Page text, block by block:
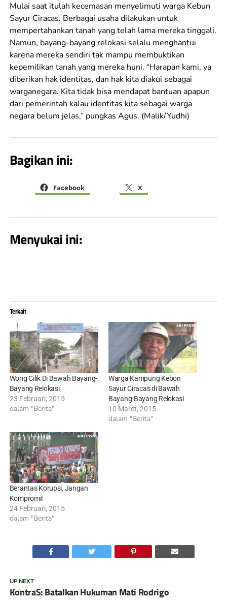
Mulai saat itulah kecemasan menyelimuti warga Kebun
Sayur Ciracas. Berbagai usaha dilakukan untuk
mempertahankan tanah yang telah lama mereka tinggali.
Namun, bayang-bayang relokasi selalu menghantui
karena mereka sendiri tak mampu membuktikan
kepemilikan tanah yang mereka huni. “Harapan kami, ya
diberikan hak identitas, dan hak kita diakui sebagai
warganegara. Kita tidak bisa mendapat bantuan apapun
dari pemerintah kalau identitas kita sebagai warga
negara belum jelas,” pungkas Agus. (Malik/Yudhi)
Bagikan ini:
Facebook X
Menyukai ini:
Terkait
Wong Cilik Di Bawah Bayang-
Bayang Relokasi
23 Februari, 2015
dalam "Berita"
Warga Kampung Kebon
Sayur Ciracas di Bawah
Bayang-Bayang Relokasi
10 Maret, 2015
dalam "Berita"
Berantas Korupsi, Jangan
Kompromi!
24 Februari, 2015
dalam "Berita"
UP NEXT
KontraS: Batalkan Hukuman Mati Rodrigo